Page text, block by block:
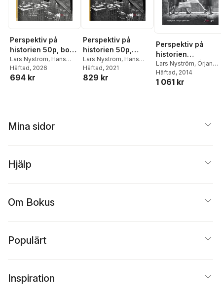
Perspektiv på
historien 50p, bok,
Gy25
Lars Nyström, Hans
Nyström,Örjan
Nyström,
Häftad, 2026
694 kr
Perspektiv på
historien 50p,
elevbok
Lars Nyström, Hans
Nyström,Örjan Nyström
Häftad, 2021
829 kr
Perspektiv på
historien
Kulturhistoria
Lars Nyström, Örjan
Nyström
Häftad, 2014
1 061 kr
Mina sidor
Hjälp
Om Bokus
Populärt
Inspiration